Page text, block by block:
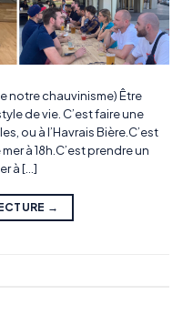
notre chauvinisme) Être
de vie. C’est faire une
ou à l’Havrais Bière.C’est
à 18h.C’est prendre un
à […]
→